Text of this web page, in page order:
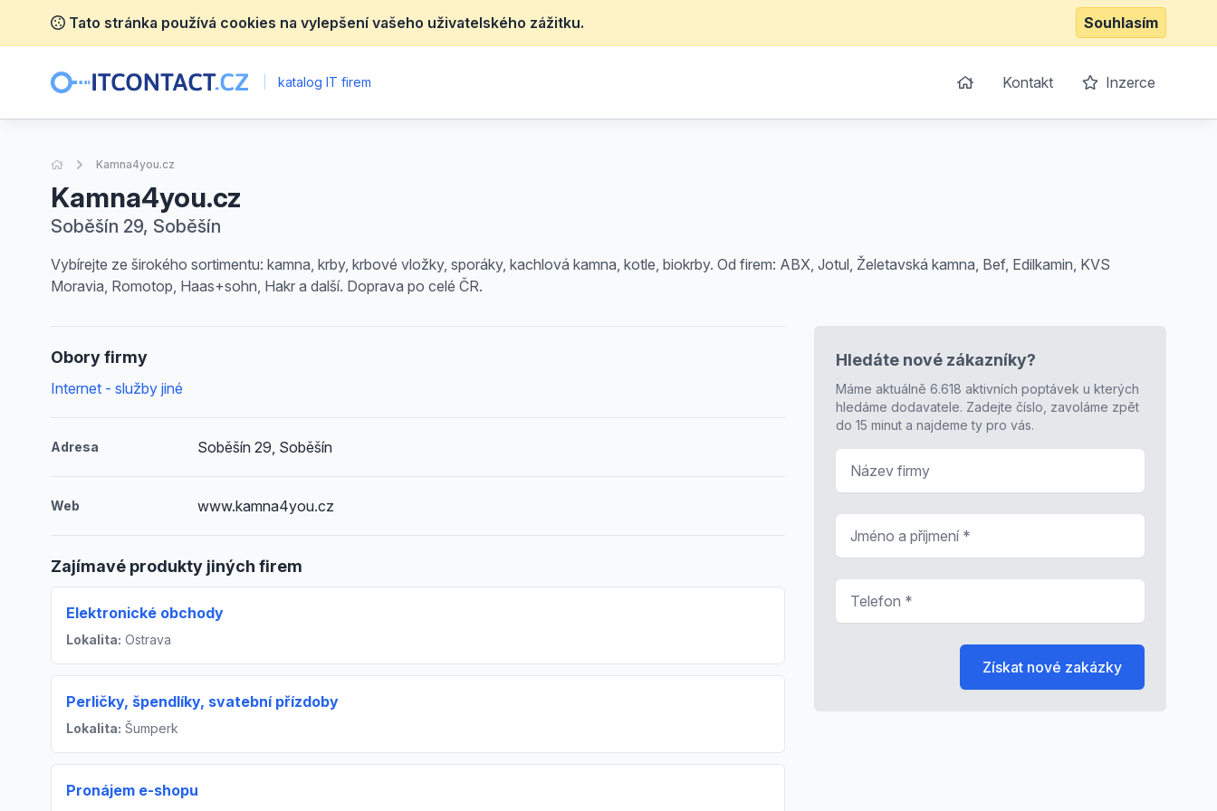
Tato stránka používá cookies na vylepšení vašeho uživatelského zážitku. Souhlasím
katalog IT firem Kontakt Inzerce
Úvodní stránka
Kamna4you.cz
Kamna4you.cz
Soběšín 29, Soběšín
Vybírejte ze širokého sortimentu: kamna, krby, krbové vložky, sporáky, kachlová kamna, kotle, biokrby. Od firem: ABX, Jotul, Želetavská kamna, Bef, Edilkamin, KVS
Moravia, Romotop, Haas+sohn, Hakr a další. Doprava po celé ČR.
Obory firmy
Internet - služby jiné
Adresa Soběšín 29, Soběšín
Web www.kamna4you.cz
Zajímavé produkty jiných firem
Elektronické obchody
Lokalita: Ostrava
Perličky, špendlíky, svatební přízdoby
Lokalita: Šumperk
Pronájem e-shopu
Hledáte nové zákazníky?
Máme aktuálně 6.618 aktivních poptávek u kterých
hledáme dodavatele. Zadejte číslo, zavoláme zpět
do 15 minut a najdeme ty pro vás.
Získat nové zakázky